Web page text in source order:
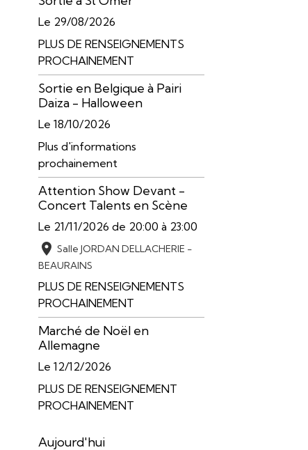
Le 29/08/2026
PLUS DE RENSEIGNEMENTS
PROCHAINEMENT
Sortie en Belgique à Pairi
Daiza - Halloween
Le 18/10/2026
Plus d'informations
prochainement
Attention Show Devant -
Concert Talents en Scène
Le 21/11/2026 de 20:00 à 23:00
Salle JORDAN DELLACHERIE -
BEAURAINS
PLUS DE RENSEIGNEMENTS
PROCHAINEMENT
Marché de Noël en
Allemagne
Le 12/12/2026
PLUS DE RENSEIGNEMENT
PROCHAINEMENT
Aujourd'hui